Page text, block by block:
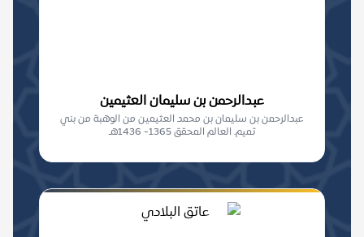
عبدالرحمن بن سليمان العثيمين
عبدالرحمن بن سليمان بن محمد العثيمين من الوهبة من بني
تميم. العالم المحقق 1365- 1436هـ